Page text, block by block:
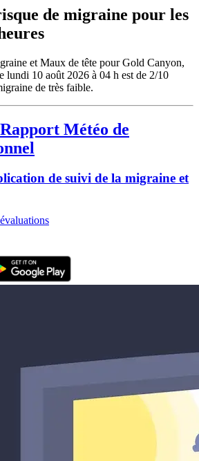
de migraine pour les
et Maux de tête pour Gold Canyon,
lundi 10 août 2026 à 04 h est de 2/10
de très faible.
Météo de
de suivi de la migraine et